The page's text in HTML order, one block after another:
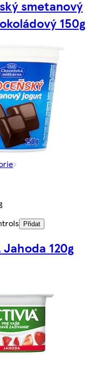
smetanový
150g
Přidat
Jahoda 120g